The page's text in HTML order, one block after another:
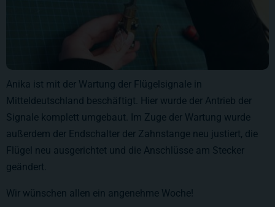
Anika ist mit der Wartung der Flügelsignale in
Mitteldeutschland beschäftigt. Hier wurde der Antrieb der
Signale komplett umgebaut. Im Zuge der Wartung wurde
außerdem der Endschalter der Zahnstange neu justiert, die
Flügel neu ausgerichtet und die Anschlüsse am Stecker
geändert.
Wir wünschen allen ein angenehme Woche!